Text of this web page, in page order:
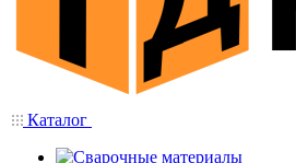
Каталог